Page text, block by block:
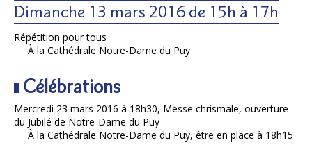
Dimanche 13 mars 2016 de 15h à 17h
Répétition pour tous
À la Cathédrale Notre-Dame du Puy
Célébrations
Mercredi 23 mars 2016 à 18h30, Messe chrismale, ouverture
du Jubilé de Notre-Dame du Puy
À la Cathédrale Notre-Dame du Puy, être en place à 18h15